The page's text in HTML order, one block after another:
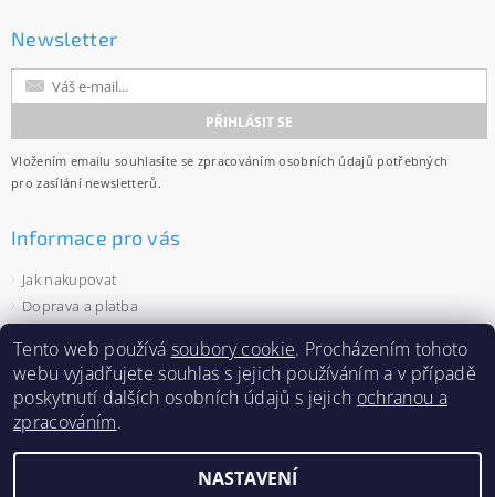
Newsletter
Vložením emailu souhlasíte se zpracováním osobních údajů potřebných
pro zasílání newsletterů.
Informace pro vás
Jak nakupovat
Doprava a platba
Ochrana osobních údajů
Velkoobchod
Zásady používání souborů cookies
Tento web používá soubory cookie. Procházením tohoto
webu vyjadřujete souhlas s jejich používáním a v případě
poskytnutí dalších osobních údajů s jejich ochranou a
zpracováním.
NASTAVENÍ